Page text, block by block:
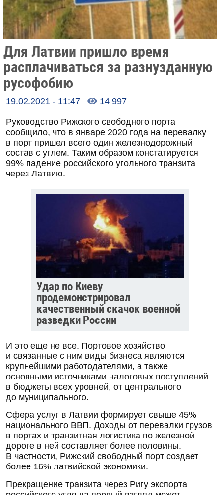
Для Латвии пришло время
расплачиваться за разнузданную
русофобию
19.02.2021 - 11:47  14 997
Руководство Рижского свободного порта
сообщило, что в январе 2020 года на перевалку
в порт пришел всего один железнодорожный
состав с углем. Таким образом констатируется
99% падение российского угольного транзита
через Латвию.
Удар по Киеву
продемонстрировал
качественный скачок военной
разведки России
И это еще не все. Портовое хозяйство
и связанные с ним виды бизнеса являются
крупнейшими работодателями, а также
основными источниками налоговых поступлений
в бюджеты всех уровней, от центрального
до муниципального.
Сфера услуг в Латвии формирует свыше 45%
национального ВВП. Доходы от перевалки грузов
в портах и транзитная логистика по железной
дороге в ней составляет более половины.
В частности, Рижский свободный порт создает
более 16% латвийской экономики.
Прекращение транзита через Ригу экспорта